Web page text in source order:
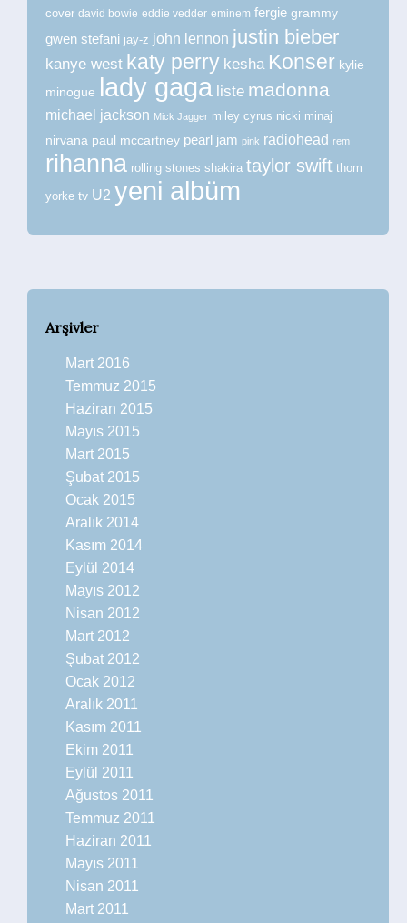
cover david bowie eddie vedder eminem fergie grammy
gwen stefani jay-z john lennon justin bieber
kanye west katy perry kesha Konser kylie
minogue lady gaga liste madonna
michael jackson Mick Jagger miley cyrus nicki minaj
nirvana paul mccartney pearl jam pink radiohead rem
rihanna rolling stones shakira taylor swift thom
yorke tv U2 yeni albüm
Arşivler
Mart 2016
Temmuz 2015
Haziran 2015
Mayıs 2015
Mart 2015
Şubat 2015
Ocak 2015
Aralık 2014
Kasım 2014
Eylül 2014
Mayıs 2012
Nisan 2012
Mart 2012
Şubat 2012
Ocak 2012
Aralık 2011
Kasım 2011
Ekim 2011
Eylül 2011
Ağustos 2011
Temmuz 2011
Haziran 2011
Mayıs 2011
Nisan 2011
Mart 2011